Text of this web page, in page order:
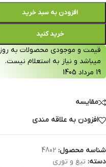
افزودن به سبد خرید
خرید کنید
قیمت و موجودی محصولات به روز
میباشد و نیاز به استعلام نیست.
19 مرداد 1405
مقایسه
افزودن به علاقه مندی
شناسه محصول: 4802
دسته: تیغ و توری